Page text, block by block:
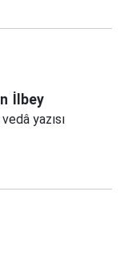
İlbey
yazısı